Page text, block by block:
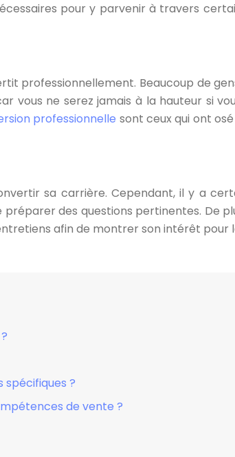
pour y parvenir à travers
professionnellement. Beaucoup de
vous ne serez jamais à la hauteur si
professionnelle sont ceux qui ont
sa carrière. Cependant, il y a
des questions pertinentes. De
afin de montrer son intérêt
?
de vente ?